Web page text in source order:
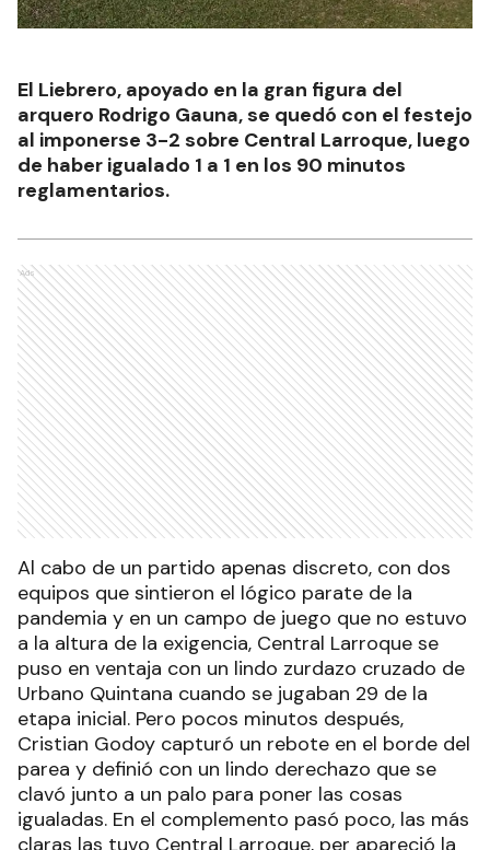
El Liebrero, apoyado en la gran figura del
arquero Rodrigo Gauna, se quedó con el festejo
al imponerse 3-2 sobre Central Larroque, luego
de haber igualado 1 a 1 en los 90 minutos
reglamentarios.
Ads
Al cabo de un partido apenas discreto, con dos
equipos que sintieron el lógico parate de la
pandemia y en un campo de juego que no estuvo
a la altura de la exigencia, Central Larroque se
puso en ventaja con un lindo zurdazo cruzado de
Urbano Quintana cuando se jugaban 29 de la
etapa inicial. Pero pocos minutos después,
Cristian Godoy capturó un rebote en el borde del
parea y definió con un lindo derechazo que se
clavó junto a un palo para poner las cosas
igualadas. En el complemento pasó poco, las más
claras las tuvo Central Larroque, per apareció la